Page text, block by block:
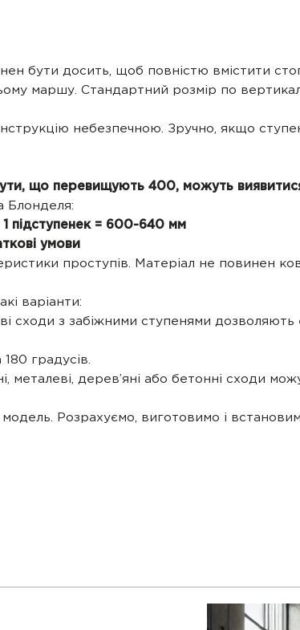
бути досить, щоб повністю вмістити
маршу. Стандартний розмір по
небезпечною. Зручно, якщо
кути, що перевищують 400, можуть
Блонделя:
підступенек = 600-640 мм
умови
проступів. Матеріал не повинен
варіанти:
сходи з забіжними ступенями
градусів.
дерев’яні або бетонні сходи
Розрахуємо, виготовимо і